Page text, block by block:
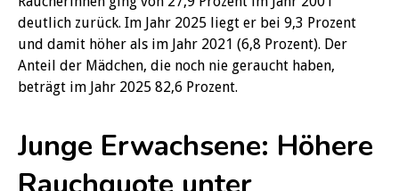
deutlich zurück. Im Jahr 2025 liegt er bei 9,3 Prozent
und damit höher als im Jahr 2021 (6,8 Prozent). Der
Anteil der Mädchen, die noch nie geraucht haben,
beträgt im Jahr 2025 82,6 Prozent.
Junge Erwachsene: Höhere